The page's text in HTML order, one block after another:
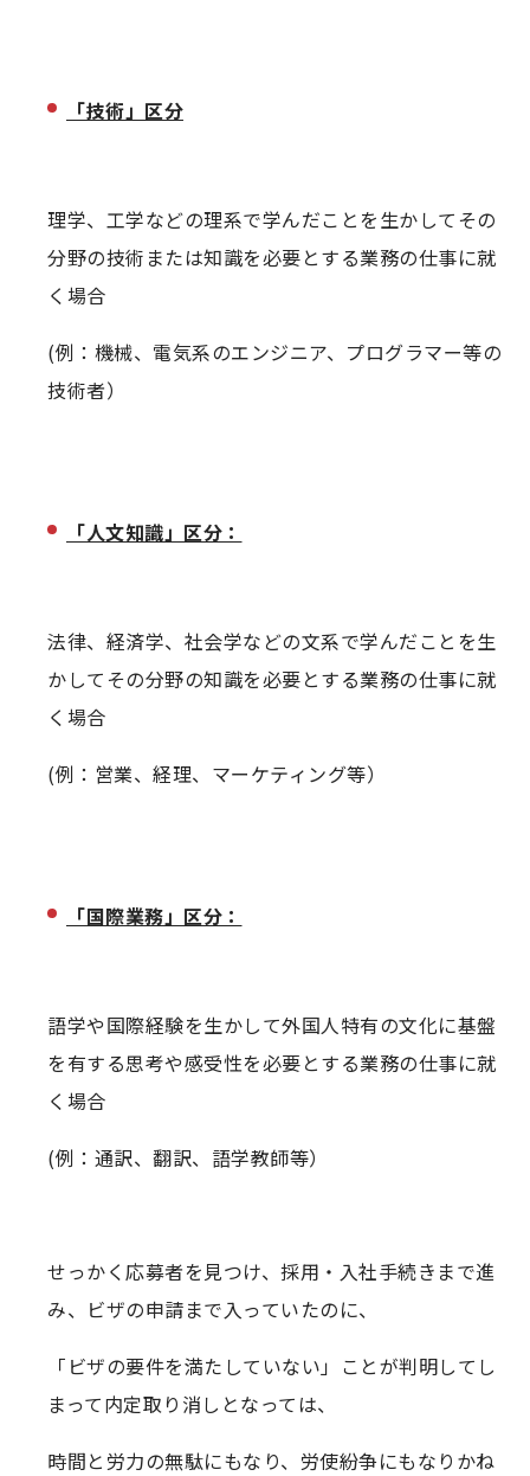
「技術」区分
理学、工学などの理系で学んだことを生かしてその
分野の技術または知識を必要とする業務の仕事に就
く場合
(例：機械、電気系のエンジニア、プログラマー等の
技術者）
「人文知識」区分：
法律、経済学、社会学などの文系で学んだことを生
かしてその分野の知識を必要とする業務の仕事に就
く場合
(例：営業、経理、マーケティング等）
「国際業務」区分：
語学や国際経験を生かして外国人特有の文化に基盤
を有する思考や感受性を必要とする業務の仕事に就
く場合
(例：通訳、翻訳、語学教師等）
せっかく応募者を見つけ、採用・入社手続きまで進
み、ビザの申請まで入っていたのに、
「ビザの要件を満たしていない」ことが判明してし
まって内定取り消しとなっては、
時間と労力の無駄にもなり、労使紛争にもなりかね